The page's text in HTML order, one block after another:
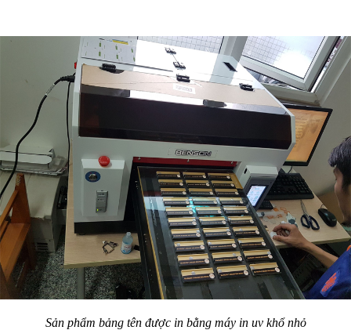
Sản phẩm bảng tên được in bằng máy in uv khổ nhỏ